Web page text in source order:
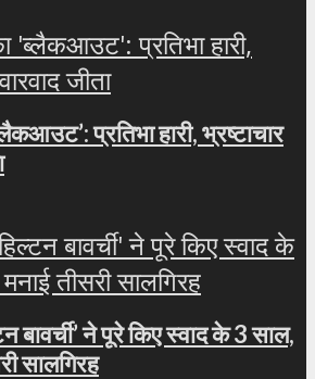
प्रतिभा हारी, भ्रष्टाचार
बावर्ची’ ने पूरे किए स्वाद के 3 साल,
सालगिरह